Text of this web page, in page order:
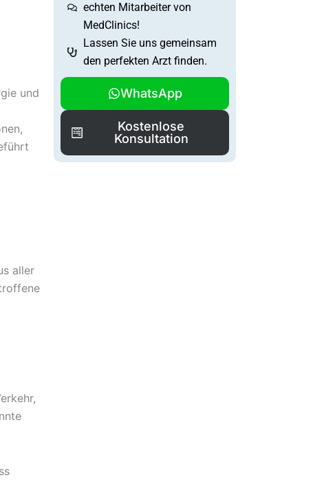
und
aller
echten Mitarbeiter von
MedClinics!
Lassen Sie uns gemeinsam
den perfekten Arzt finden.
WhatsApp
Kostenlose
Konsultation